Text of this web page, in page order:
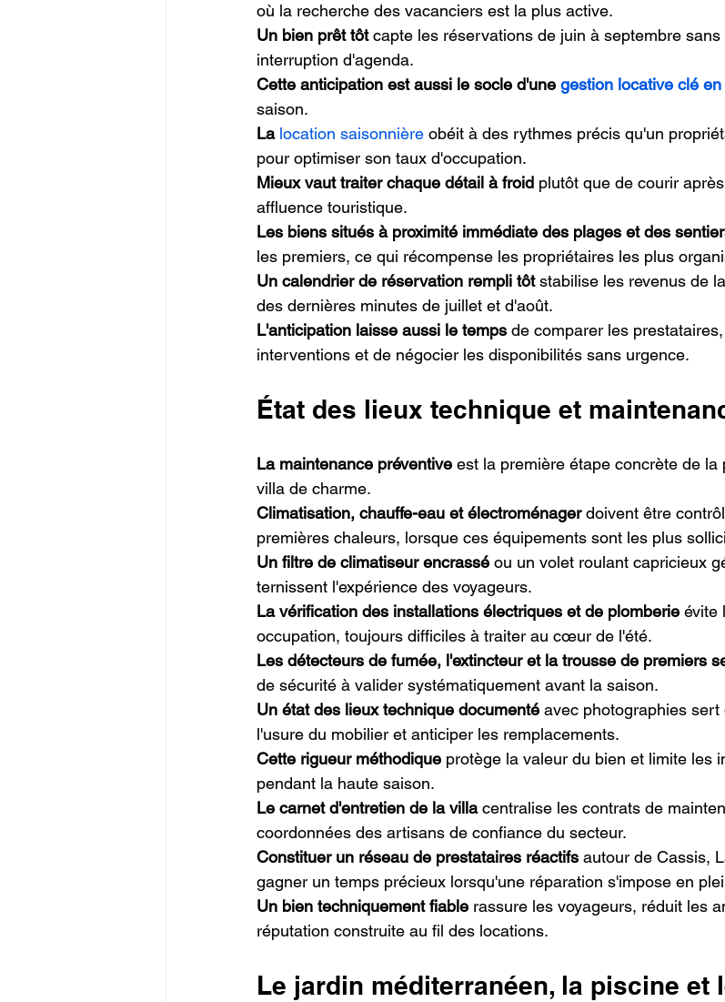
où la recherche des vacanciers est la plus active.
Un bien prêt tôt capte les réservations de juin à septembre
interruption d'agenda.
Cette anticipation est aussi le socle d'une gestion locative clé
saison.
La location saisonnière obéit à des rythmes précis qu'un
pour optimiser son taux d'occupation.
Mieux vaut traiter chaque détail à froid plutôt que de courir
affluence touristique.
Les biens situés à proximité immédiate des plages et des
les premiers, ce qui récompense les propriétaires les plus
Un calendrier de réservation rempli tôt stabilise les revenus de
des dernières minutes de juillet et d'août.
L'anticipation laisse aussi le temps de comparer les
interventions et de négocier les disponibilités sans urgence.
État des lieux technique et
La maintenance préventive est la première étape concrète de
villa de charme.
Climatisation, chauffe-eau et électroménager doivent être
premières chaleurs, lorsque ces équipements sont les plus
Un filtre de climatiseur encrassé ou un volet roulant capricieux
ternissent l'expérience des voyageurs.
La vérification des installations électriques et de plomberie évite
occupation, toujours difficiles à traiter au cœur de l'été.
Les détecteurs de fumée, l'extincteur et la trousse de premiers
de sécurité à valider systématiquement avant la saison.
Un état des lieux technique documenté avec photographies
l'usure du mobilier et anticiper les remplacements.
Cette rigueur méthodique protège la valeur du bien et limite les
pendant la haute saison.
Le carnet d'entretien de la villa centralise les contrats de
coordonnées des artisans de confiance du secteur.
Constituer un réseau de prestataires réactifs autour de Cassis,
gagner un temps précieux lorsqu'une réparation s'impose en
Un bien techniquement fiable rassure les voyageurs, réduit les
réputation construite au fil des locations.
Le jardin méditerranéen, la piscine et